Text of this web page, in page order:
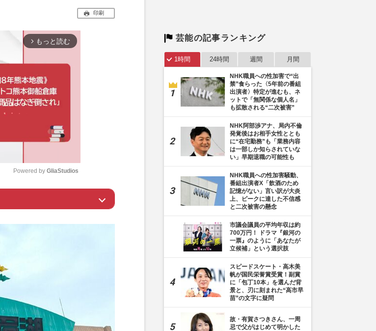
印刷
arrow_forward_ios もっと読む
t
Powered by GliaStudios
芸能の記事ランキング
1時間 24時間 週間 月間
NHK職員への性加害で“出
禁”食らった〈5年前の番組
出演者〉特定が進むも、ネ
ットで「無関係な個人名」
も拡散される“二次被害”
NHK阿部渉アナ、局内不倫
発覚後はお相手女性ととも
に“在宅勤務”も「業務内容
は一部しか知らされていな
い」早期退職の可能性も
NHK職員への性加害騒動、
番組出演者X「飲酒のため
記憶がない」言い訳が大炎
上、ピークに達した不信感
と二次被害の懸念
市議会議員の平均年収は約
700万円！ ドラマ『銀河の
一票』のように「あなたが
立候補」という選択肢
スピードスケート・高木美
帆が国民栄誉賞受賞！副賞
に「包丁10本」を選んだ背
景と、刃に刻まれた“高市早
苗”の文字に疑問
故・有賀さつきさん、一周
忌で父がはじめて明かした